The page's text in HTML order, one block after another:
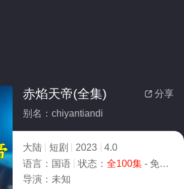
 分享
赤焰天帝(全集)
别名：chiyantiandi
大陆 短剧 2023
4.0
语言： 国语 状态： 全100集- 免费在线观看
导演： 未知